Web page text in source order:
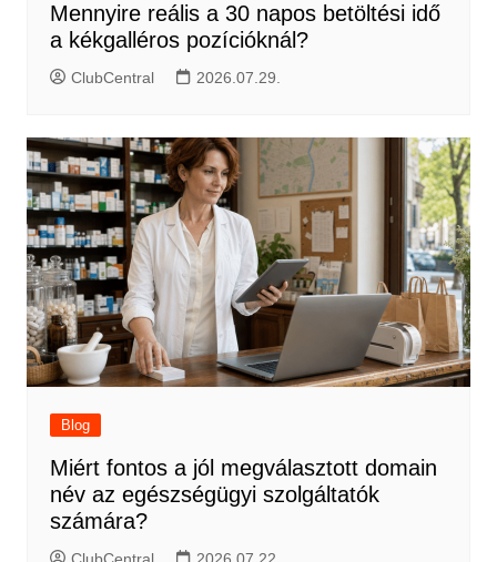
Mennyire reális a 30 napos betöltési idő
a kékgalléros pozícióknál?
ClubCentral 2026.07.29.
Blog
Miért fontos a jól megválasztott domain
név az egészségügyi szolgáltatók
számára?